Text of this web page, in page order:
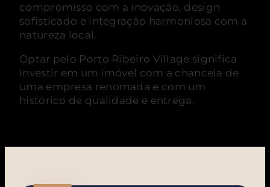
compromisso com a inovação, design
sofisticado e integração harmoniosa com a
natureza local.
Optar pelo Porto Ribeiro Village significa
investir em um imóvel com a chancela de
uma empresa renomada e com um
histórico de qualidade e entrega.